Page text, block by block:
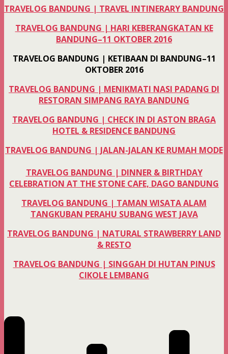
TRAVELOG BANDUNG | TRAVEL INTINERARY BANDUNG
TRAVELOG BANDUNG | HARI KEBERANGKATAN KE
BANDUNG–11 OKTOBER 2016
TRAVELOG BANDUNG | KETIBAAN DI BANDUNG–11
OKTOBER 2016
TRAVELOG BANDUNG | MENIKMATI NASI PADANG DI
RESTORAN SIMPANG RAYA BANDUNG
TRAVELOG BANDUNG | CHECK IN DI ASTON BRAGA
HOTEL & RESIDENCE BANDUNG
TRAVELOG BANDUNG | JALAN-JALAN KE RUMAH MODE
TRAVELOG BANDUNG | DINNER & BIRTHDAY
CELEBRATION AT THE STONE CAFE, DAGO BANDUNG
TRAVELOG BANDUNG | TAMAN WISATA ALAM
TANGKUBAN PERAHU SUBANG WEST JAVA
TRAVELOG BANDUNG | NATURAL STRAWBERRY LAND
& RESTO
TRAVELOG BANDUNG | SINGGAH DI HUTAN PINUS
CIKOLE LEMBANG